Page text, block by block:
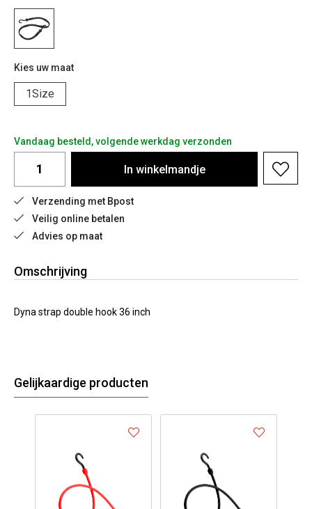
Kies uw maat
1Size
Vandaag besteld, volgende werkdag verzonden
In winkelmandje
Verzending met Bpost
Veilig online betalen
Advies op maat
Omschrijving
Dyna strap double hook 36 inch
Gelijkaardige producten